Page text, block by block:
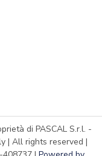
di PASCAL S.r.l. -
| All rights reserved |